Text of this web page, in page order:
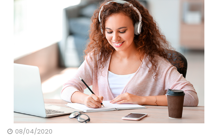
08/04/2020